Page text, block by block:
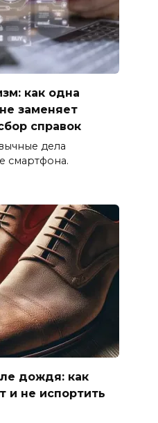
как одна
заменяет
справок
дела
смартфона.
дождя: как
и не испортить